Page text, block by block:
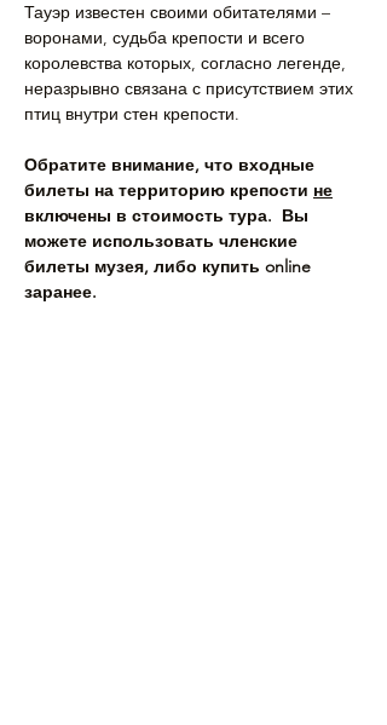
Тауэр известен своими обитателями –
воронами, судьба крепости и всего
королевства которых, согласно легенде,
неразрывно связана с присутствием этих
птиц внутри стен крепости.
Обратите внимание, что входные
билеты на территорию крепости не
включены в стоимость тура.  Вы
можете использовать членские
билеты музея, либо купить online
заранее.